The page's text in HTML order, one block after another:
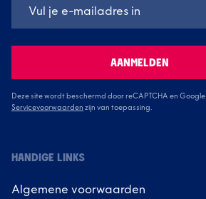
AANMELDEN
Deze site wordt beschermd door reCAPTCHA en Google
Servicevoorwaarden zijn van toepassing.
HANDIGE LINKS
Algemene voorwaarden